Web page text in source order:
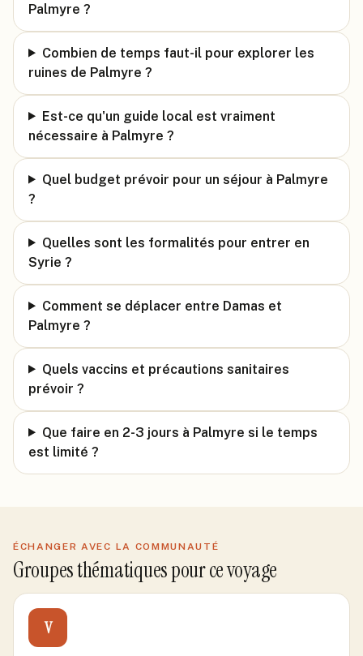
Palmyre ?
Combien de temps faut-il pour explorer les
ruines de Palmyre ?
Est-ce qu'un guide local est vraiment
nécessaire à Palmyre ?
Quel budget prévoir pour un séjour à Palmyre
?
Quelles sont les formalités pour entrer en
Syrie ?
Comment se déplacer entre Damas et
Palmyre ?
Quels vaccins et précautions sanitaires
prévoir ?
Que faire en 2-3 jours à Palmyre si le temps
est limité ?
ÉCHANGER AVEC LA COMMUNAUTÉ
Groupes thématiques pour ce voyage
V